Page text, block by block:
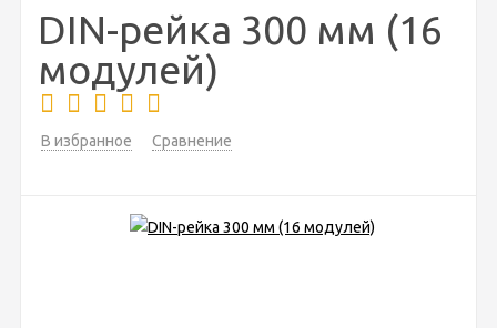
DIN-рейка 300 мм (16
модулей)
В избранное Сравнение